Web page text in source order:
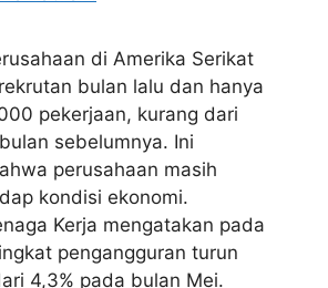
di Amerika Serikat
bulan lalu dan hanya
pekerjaan, kurang dari
sebelumnya. Ini
perusahaan masih
kondisi ekonomi.
Kerja mengatakan pada
pengangguran turun
4,3% pada bulan Mei.